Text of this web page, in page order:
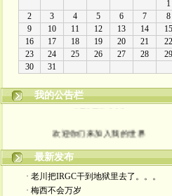
我的公告栏我的世界守则
入场券上面有正义的光源
此生面对严厉又仁慈的一切
最新发布
· 老川把IRGC干到地狱里去了。。。
· 梅西不会万岁